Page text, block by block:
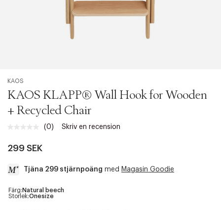
KAOS
KAOS KLAPP® Wall Hook for Wooden
+ Recycled Chair
Inget
sida.
(0) Skriv en recension
299 SEK
Tjäna 299 stjärnpoäng med Magasin Goodie
a
c
Färg: Natural beech
Storlek:Onesize